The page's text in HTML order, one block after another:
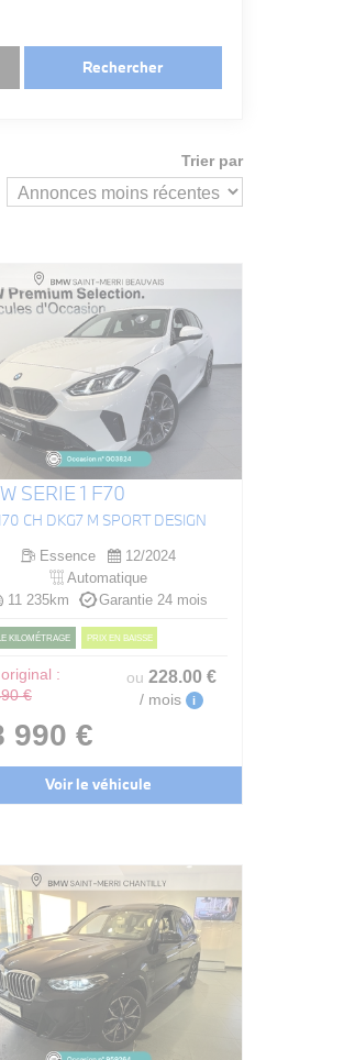
Rechercher
Trier par
SERIE 1 F70
CH DKG7 M SPORT DESIGN
Essence
12/2024
Automatique
11 235km
Garantie 24 mois
KILOMÉTRAGE PRIX EN BAISSE
:
€
990 €
ou 228.00 €
/ mois i
Voir le véhicule